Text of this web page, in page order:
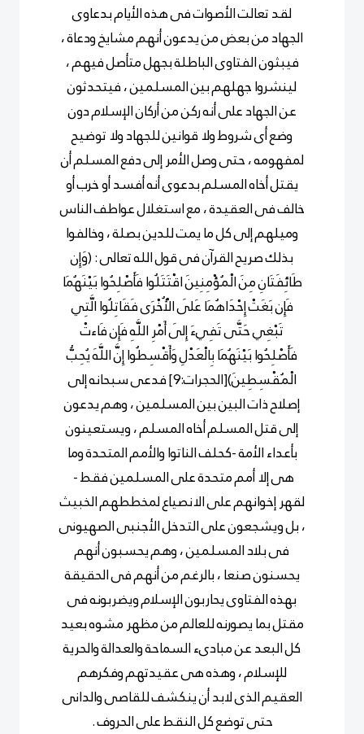
لقد تعالت الأصوات فى هذه الأيام بدعاوى
الجهاد من بعض من يدعون أنهم مشايخ ودعاة ،
فيبثون الفتاوى الباطلة بجهل متأصل فيهم ،
لينشروا جهلهم بين المسلمين ، فيتحدثون
عن الجهاد على أنه ركن من أركان الإسلام دون
وضع أى شروط ولا قوانين للجهاد ولا توضيح
لمفهومه ، حتى وصل الأمر إلى دفع المسلم أن
يقتل أخاه المسلم بدعوى أنه أفسد أو خرب أو
خالف فى العقيدة ، مع استغلال عواطف الناس
وميلهم إلى كل ما يمت للدين بصلة ، وخالفوا
بذلك صريح القرآن فى قول الله تعالى : (وَإِن
طَائِفَتَانِ مِنَ الْمُؤْمِنِينَ اقْتَتَلُوا فَأَصْلِحُوا بَيْنَهُمَا
فَإِن بَغَتْ إِحْدَاهُمَا عَلَى الْأُخْرَى فَقَاتِلُوا الَّتِي
تَبْغِي حَتَّى تَفِيءَ إِلَى أَمْرِ اللَّهِ فَإِن فَاءتْ
فَأَصْلِحُوا بَيْنَهُمَا بِالْعَدْلِ وَأَقْسِطُوا إِنَّ اللَّهَ يُحِبُّ
الْمُقْسِطِينَ)[الحجرات:9] فدعى سبحانه إلى
إصلاح ذات البين بين المسلمين ، وهم يدعون
إلى قتل المسلم أخاه المسلم ، ويستعينون
بأعداء الأمة -كحلف الناتوا والأمم المتحدة وما
هى إلا أمم متحدة على المسلمين فقط -
لقهر إخوانهم على الانصياع لمخططهم الخبيث
، بل ويشجعون على التدخل الأجنبى الصهيونى
فى بلاد المسلمين ، وهم يحسبون أنهم
يحسنون صنعا ، بالرغم من أنهم فى الحقيقة
بهذه الفتاوى يحاربون الإسلام ويضربونه فى
مقتل بما يصورنه للعالم من مظهر مشوه بعيد
كل البعد عن مبادىء السماحة والعدالة والحرية
للإسلام ، وهذه هى عقيدتهم وفكرهم
العقيم الذى لابد أن ينكشف للقاصى والدانى
حتى توضع كل النقط على الحروف .